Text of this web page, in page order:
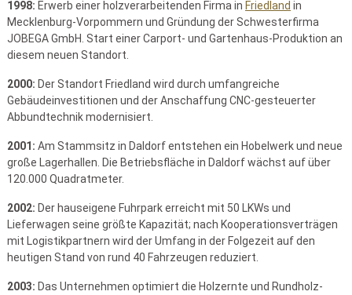
1998: Erwerb einer holzverarbeitenden Firma in Friedland in
Mecklenburg-Vorpommern und Gründung der Schwesterfirma
JOBEGA GmbH. Start einer Carport- und Gartenhaus-Produktion an
diesem neuen Standort.
2000: Der Standort Friedland wird durch umfangreiche
Gebäudeinvestitionen und der Anschaffung CNC-gesteuerter
Abbundtechnik modernisiert.
2001: Am Stammsitz in Daldorf entstehen ein Hobelwerk und neue
große Lagerhallen. Die Betriebsfläche in Daldorf wächst auf über
120.000 Quadratmeter.
2002: Der hauseigene Fuhrpark erreicht mit 50 LKWs und
Lieferwagen seine größte Kapazität; nach Kooperationsverträgen
mit Logistikpartnern wird der Umfang in der Folgezeit auf den
heutigen Stand von rund 40 Fahrzeugen reduziert.
2003: Das Unternehmen optimiert die Holzernte und Rundholz-